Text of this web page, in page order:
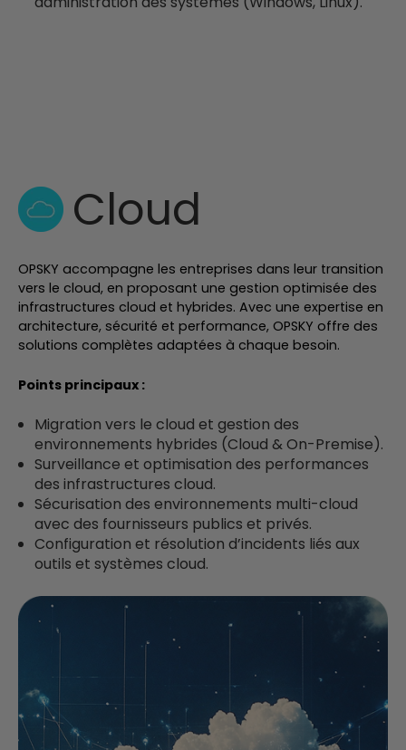
Cloud
OPSKY accompagne les entreprises dans leur transition
vers le cloud, en proposant une gestion optimisée des
infrastructures cloud et hybrides. Avec une expertise en
architecture, sécurité et performance, OPSKY offre des
solutions complètes adaptées à chaque besoin.
Points principaux :
Migration vers le cloud et gestion des
environnements hybrides (Cloud & On-Premise).
Surveillance et optimisation des performances
des infrastructures cloud.
Sécurisation des environnements multi-cloud
avec des fournisseurs publics et privés.
Configuration et résolution d’incidents liés aux
outils et systèmes cloud.